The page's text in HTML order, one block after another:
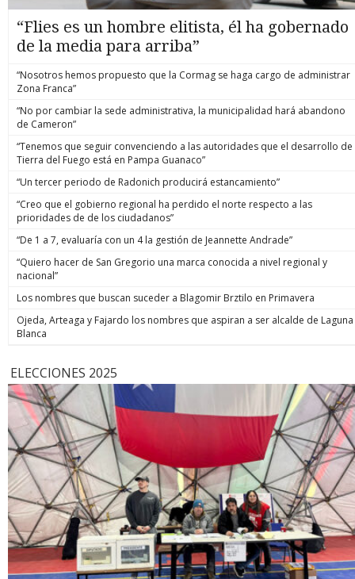
“Flies es un hombre elitista, él ha gobernado
de la media para arriba”
“Nosotros hemos propuesto que la Cormag se haga cargo de administrar
Zona Franca”
“No por cambiar la sede administrativa, la municipalidad hará abandono
de Cameron”
“Tenemos que seguir convenciendo a las autoridades que el desarrollo de
Tierra del Fuego está en Pampa Guanaco”
“Un tercer periodo de Radonich producirá estancamiento”
“Creo que el gobierno regional ha perdido el norte respecto a las
prioridades de de los ciudadanos”
“De 1 a 7, evaluaría con un 4 la gestión de Jeannette Andrade”
“Quiero hacer de San Gregorio una marca conocida a nivel regional y
nacional”
Los nombres que buscan suceder a Blagomir Brztilo en Primavera
Ojeda, Arteaga y Fajardo los nombres que aspiran a ser alcalde de Laguna
Blanca
ELECCIONES 2025